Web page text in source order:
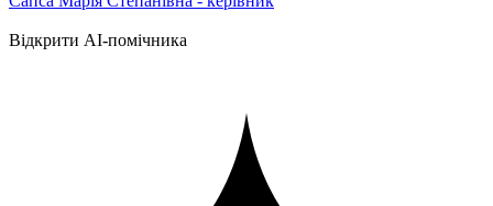
Відкрити AI-помічника